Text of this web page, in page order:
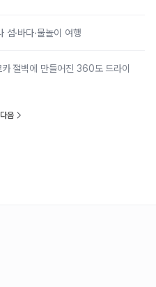
·바다·물놀이 여행
절벽에 만들어진 360도 드라이
다음